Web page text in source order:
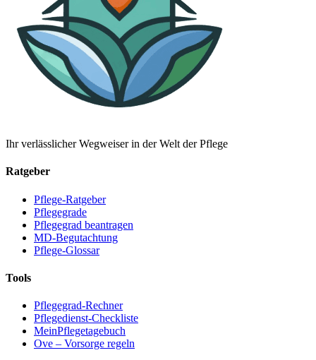
Ihr verlässlicher Wegweiser in der Welt der Pflege
Ratgeber
Pflege-Ratgeber
Pflegegrade
Pflegegrad beantragen
MD-Begutachtung
Pflege-Glossar
Tools
Pflegegrad-Rechner
Pflegedienst-Checkliste
MeinPflegetagebuch
Ove – Vorsorge regeln